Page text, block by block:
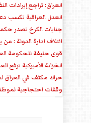
العراق: تراجع إيرادات
العدل العراقية تكسب
جنايات الكرخ تصدر حكما على
ائتلاف ادارة الدولة :
قوى حليفة للحكومة
الخزانة الأميركية ترفع
حراك مكثف في العراق
وقفات احتجاجية لموظفي 6 جامعات بسبب تأخر